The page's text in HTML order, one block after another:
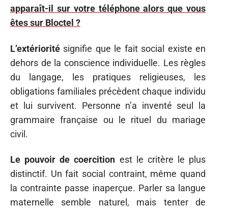
apparaît-il sur votre téléphone alors que vous
êtes sur Bloctel ?
L’extériorité signifie que le fait social existe en
dehors de la conscience individuelle. Les règles
du langage, les pratiques religieuses, les
obligations familiales précèdent chaque individu
et lui survivent. Personne n’a inventé seul la
grammaire française ou le rituel du mariage
civil.
Le pouvoir de coercition est le critère le plus
distinctif. Un fait social contraint, même quand
la contrainte passe inaperçue. Parler sa langue
maternelle semble naturel, mais tenter de